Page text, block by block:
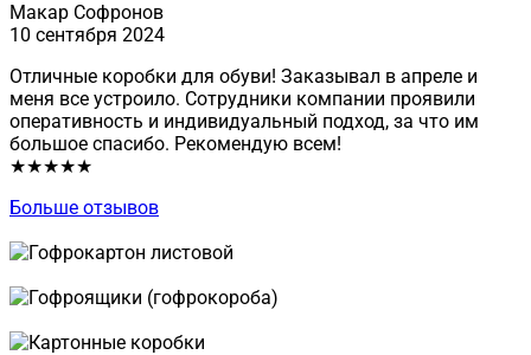
Макар Софронов
10 сентября 2024
Отличные коробки для обуви! Заказывал в апреле и
меня все устроило. Сотрудники компании проявили
оперативность и индивидуальный подход, за что им
большое спасибо. Рекомендую всем!
★★★★★
Больше отзывов